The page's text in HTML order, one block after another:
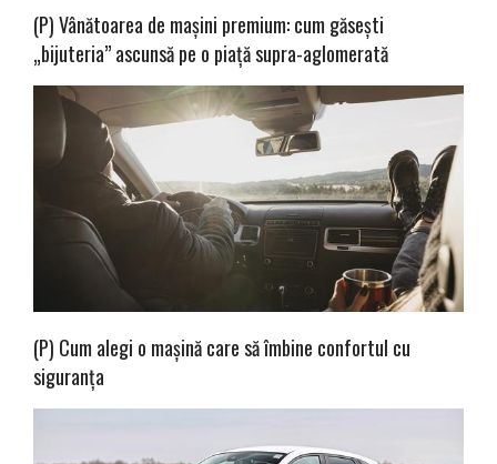
(P) Vânătoarea de mașini premium: cum găsești
„bijuteria” ascunsă pe o piață supra-aglomerată
(P) Cum alegi o mașină care să îmbine confortul cu
siguranța